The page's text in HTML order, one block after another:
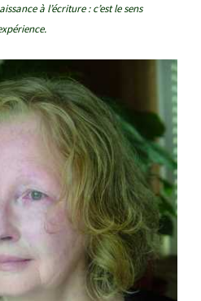
à l’écriture : c’est le sens